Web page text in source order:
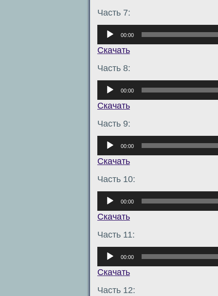
Часть 7:
Аудиоплеер
00:00
Скачать
Часть 8:
Аудиоплеер
00:00
Скачать
Часть 9:
Аудиоплеер
00:00
Скачать
Часть 10:
Аудиоплеер
00:00
Скачать
Часть 11:
Аудиоплеер
00:00
Скачать
Часть 12: